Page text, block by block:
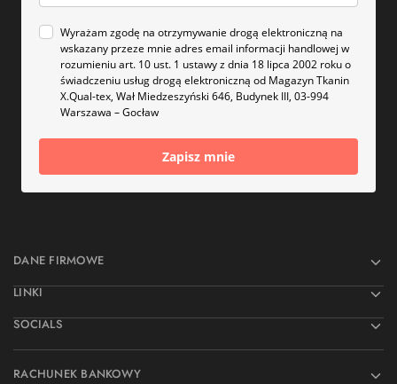
Wyrażam zgodę na otrzymywanie drogą elektroniczną na
wskazany przeze mnie adres email informacji handlowej w
rozumieniu art. 10 ust. 1 ustawy z dnia 18 lipca 2002 roku o
świadczeniu usług drogą elektroniczną od Magazyn Tkanin
X.Qual-tex, Wał Miedzeszyński 646, Budynek III, 03-994
Warszawa – Gocław
Zapisz mnie
DANE FIRMOWE
LINKI
SOCIALS
RACHUNEK BANKOWY